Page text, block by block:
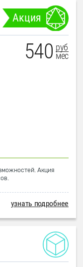
Акция
540 руб
мес
Акция
узнать подробнее